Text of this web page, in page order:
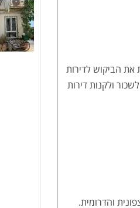
בבת אחת את הביקוש לדירות
ולקנות דירות
הצפונית והדרומית.